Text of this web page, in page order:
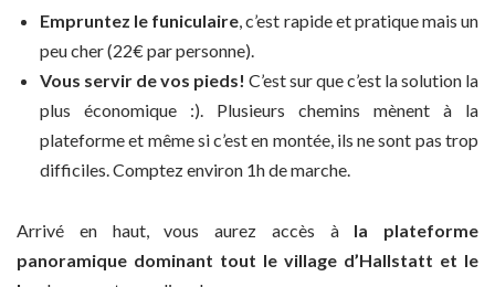
Empruntez le funiculaire, c’est rapide et pratique mais un
peu cher (22€ par personne).
Vous servir de vos pieds! C’est sur que c’est la solution la
plus économique :). Plusieurs chemins mènent à la
plateforme et même si c’est en montée, ils ne sont pas trop
difficiles. Comptez environ 1h de marche.
Arrivé en haut, vous aurez accès à la plateforme
panoramique dominant tout le village d’Hallstatt et le